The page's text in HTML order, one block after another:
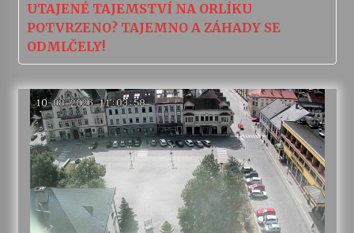
UTAJENÉ TAJEMSTVÍ NA ORLÍKU
POTVRZENO? TAJEMNO A ZÁHADY SE
ODMLČELY!